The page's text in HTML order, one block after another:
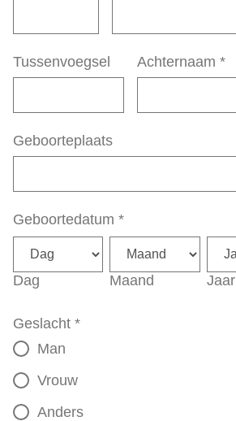
Tussenvoegsel Achternaam *
Geboorteplaats
Geboortedatum *
Dag Maand Jaar
Geslacht *
Man
Vrouw
Anders